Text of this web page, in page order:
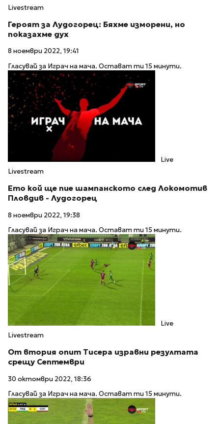
Livestream
Героят за Лудогорец: Бяхме изморени, но
показахме дух
8 ноември 2022, 19:41
Гласувай за Играч на мача. Остават ти 15 минути.
Live
Livestream
Ето кой ще пие шампанското след Локомотив
Пловдив - Лудогорец
8 ноември 2022, 19:38
Гласувай за Играч на мача. Остават ти 15 минути.
Live
Livestream
От втория опит Тисера изравни резултата
срещу Септември
30 октомври 2022, 18:36
Гласувай за Играч на мача. Остават ти 15 минути.